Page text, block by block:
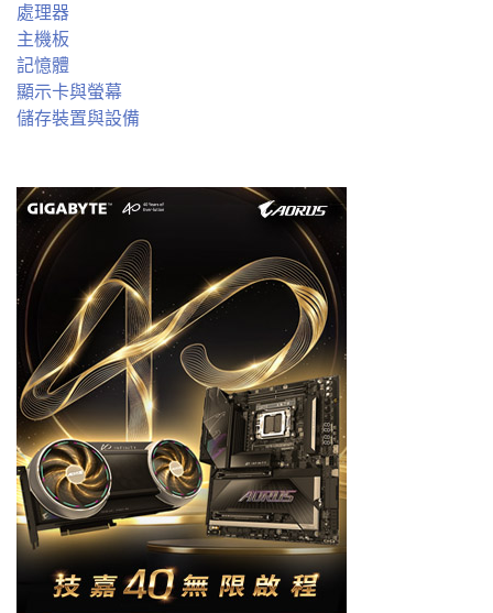
處理器
主機板
記憶體
顯示卡與螢幕
儲存裝置與設備